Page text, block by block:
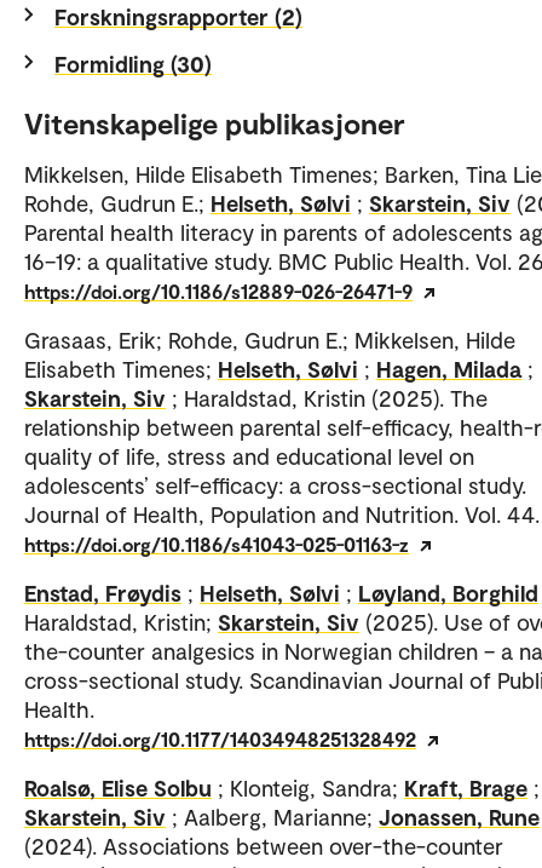
Forskningsrapporter (2)
Formidling (30)
Vitenskapelige publikasjoner
Mikkelsen, Hilde Elisabeth Timenes; Barken, Tina
Rohde, Gudrun E.; Helseth, Sølvi ; Skarstein, Siv
Parental health literacy in parents of adolescents
16–19: a qualitative study. BMC Public Health. Vol.
https://doi.org/10.1186/s12889-026-26471-9
Grasaas, Erik; Rohde, Gudrun E.; Mikkelsen, Hilde
Elisabeth Timenes; Helseth, Sølvi ; Hagen, Milada ;
Skarstein, Siv ; Haraldstad, Kristin (2025). The
relationship between parental self-efficacy, health-
quality of life, stress and educational level on
adolescents’ self-efficacy: a cross-sectional study.
Journal of Health, Population and Nutrition. Vol. 44.
https://doi.org/10.1186/s41043-025-01163-z
Enstad, Frøydis ; Helseth, Sølvi ; Løyland, Borghild
Haraldstad, Kristin; Skarstein, Siv (2025). Use of
the-counter analgesics in Norwegian children – a
cross-sectional study. Scandinavian Journal of
Health.
https://doi.org/10.1177/14034948251328492
Roalsø, Elise Solbu ; Klonteig, Sandra; Kraft, Brage ;
Skarstein, Siv ; Aalberg, Marianne; Jonassen, Rune
(2024). Associations between over-the-counter